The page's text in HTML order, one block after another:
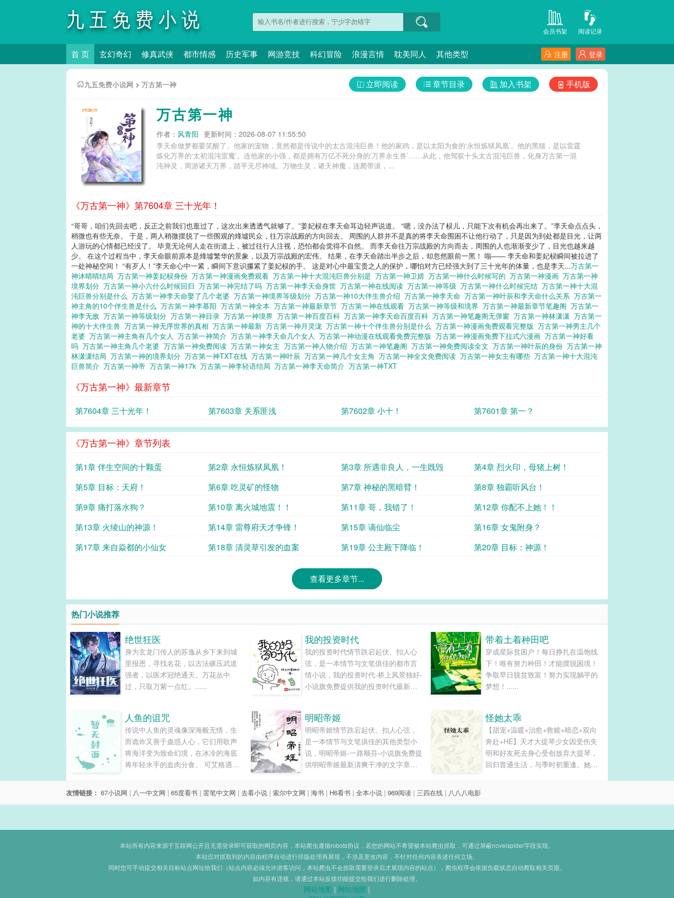
九五免费小说
网
阅读记录
会员书架
首 页 玄幻奇幻 修真武侠 都市情感 历史军事 网游竞技 科幻冒险 浪漫言情 耽美同人 其他类型 登录
注册
九五免费小说网 > 万古第一神 手机版
加入书架
章节目录
立即阅读
万古第一神
作者： 风青阳 更新时间：2026-08-07 11:55:50
李天命做梦都要笑醒了。他家的宠物，竟然都是传说中的太古混沌巨兽！他的家鸡，是以太阳为食的‘永恒炼狱凤凰’。他的黑猫，是以雷霆
炼化万界的‘太初混沌雷魔’。连他家的小强，都是拥有万亿不死分身的‘万界永生兽’……从此，他驾驭十头太古混沌巨兽，化身万古第一混
沌神灵，周游诸天万界，踏平无尽神域。万物生灵，诸天神魔，连爬带滚，...
《万古第一神》第7604章 三十光年！
“哥哥，咱们先回去吧，反正之前我们也逛过了，这次出来透透气就够了。”姜妃棂在李天命耳边轻声说道。 “嗯，没办法了棂儿，只能下次有机会再出来了。”李天命点点头，
稍微也有些无奈。 于是，两人稍微摆脱了一些围观的烽墟民众，往万宗战殿的方向回去。 周围的人群并不是真的将李天命围困不让他行动了，只是因为到处都是目光，让两
人游玩的心情都已经没了。 毕竟无论何人走在街道上，被过往行人注视，恐怕都会觉得不自然。 而李天命往万宗战殿的方向而去，周围的人也渐渐变少了，目光也越来越
少。 在这个过程当中，李天命眼前原本是烽墟繁华的景象，以及万宗战殿的宏伟。 结果，在李天命踏出半步之后，却忽然眼前一黑！ 嗡—— 李天命和姜妃棂瞬间被拉进了
一处神秘空间！ “有歹人！”李天命心中一紧，瞬间下意识攥紧了姜妃棂的手。 这是对心中最宝贵之人的保护，哪怕对方已经强大到了三十光年的体量，也是李天...万古第一
神沐晴晴结局 万古第一神姜妃棂身份 万古第一神漫画免费观看 万古第一神十大混沌巨兽分别是 万古第一神卫婧 万古第一神什么时候写的 万古第一神漫画 万古第一神
境界划分 万古第一神小六什么时候回归 万古第一神完结了吗 万古第一神李天命身世 万古第一神在线阅读 万古第一神等级 万古第一神什么时候完结 万古第一神十大混
沌巨兽分别是什么 万古第一神李天命娶了几个老婆 万古第一神境界等级划分 万古第一神10大伴生兽介绍 万古第一神李天命 万古第一神叶辰和李天命什么关系 万古第一
神主角的10个伴生兽是什么 万古第一神李慕阳 万古第一神全本 万古第一神最新章节 万古第一神在线观看 万古第一神等级和境界 万古第一神最新章节笔趣阁 万古第一
神李无敌 万古第一神等级划分 万古第一神目录 万古第一神境界 万古第一神百度百科 万古第一神李天命百度百科 万古第一神笔趣阁无弹窗 万古第一神林潇潇 万古第一
神的十大伴生兽 万古第一神无序世界的真相 万古第一神最新 万古第一神月灵泷 万古第一神十个伴生兽分别是什么 万古第一神漫画免费观看完整版 万古第一神男主几个
老婆 万古第一神主角有几个女人 万古第一神简介 万古第一神李天命几个女人 万古第一神动漫在线观看免费完整版 万古第一神漫画免费下拉式六漫画 万古第一神好看
吗 万古第一神主角几个老婆 万古第一神免费阅读 万古第一神女主 万古第一神人物介绍 万古第一神笔趣阁 万古第一神免费阅读全文 万古第一神叶辰的身份 万古第一神
林潇潇结局 万古第一神的境界划分 万古第一神TXT在线 万古第一神叶辰 万古第一神几个女主角 万古第一神全文免费阅读 万古第一神女主有哪些 万古第一神十大混沌
巨兽简介 万古第一神帝 万古第一神17k 万古第一神李轻语结局 万古第一神李天命简介 万古第一神TXT
《万古第一神》最新章节
第7604章 三十光年！ 第7603章 关系匪浅 第7602章 小十！ 第7601章 第一？
《万古第一神》章节列表
第1章 伴生空间的十颗蛋 第2章 永恒炼狱凤凰！ 第3章 所遇非良人，一生既毁
第4章 烈火印，母猪上树！
第5章 目标：天府！
第6章 吃灵矿的怪物 第7章 神秘的黑暗臂！
第8章 独霸听风台！
第9章 痛打落水狗？
第10章 离火城地震！！ 第11章 哥，我错了！
第12章 你配不上她！！
第13章 火绫山的神源！
第14章 雷尊府天才争锋！ 第15章 谪仙临尘
第16章 女鬼附身？
第17章 来自焱都的小仙女
第18章 清灵草引发的血案 第19章 公主殿下降临！ 第20章 目标：神源！
查看更多章节...
热门小说推荐
绝世狂医
身为玄龙门传人的苏逸从乡下来到城
里报恩，寻找名花，以古法碾压武道
强者，以医术冠绝通天。万花丛中
过，只取万紫一点红。......
我的投资时代
我的投资时代情节跌宕起伏、扣人心
弦，是一本情节与文笔俱佳的都市言
情小说，我的投资时代-桥上风景独好-
小说旗免费提供我的投资时代最新清
带着土着种田吧
穿成星际贫困户！每日挣扎在温饱线
下！唯有努力种田！才能摆脱困境！
争取早日脱贫致富！努力实现躺平的
梦想！......
人鱼的诅咒
传说中人鱼的灵魂像深海般无情，生
而诡诈又善于蛊惑人心，它们用歌声
将海洋变为致命幻境，在冰冷的海底
将年轻水手的血肉分食。 可艾格遇到
它大多时候都垂着湿漉漉的睫毛，鱼
尾的摆动安静温驯，想吃他手上的鱼
痴汉人鱼受，HE。...
明昭帝姬
明昭帝姬情节跌宕起伏、扣人心弦，
是一本情节与文笔俱佳的其他类型小
说，明昭帝姬-一路顺芬-小说旗免费提
供明昭帝姬最新清爽干净的文字章节
怪她太乖
【甜宠+温暖+治愈+救赎+暗恋+双向
奔赴+HE】天才大提琴少女因受伤失
明和好友死去身心受创放弃大提琴，
回归普通生活，与季时初重逢。她最
爱终冲破枷锁，换来一生相守。樱之
道，在面对死亡的那一刻，我依然爱
友情链接： 67小说网 | 八一中文网 | 65度看书 | 罢笔中文网 | 去看小说 | 索尔中文网 | 海书 | H6看书 | 全本小说 | 969阅读 | 三四在线 | 八八八电影
本站所有内容来源于互联网公开且无需登录即可获取的网页内容，本站爬虫遵循robots协议，若您的网站不希望被本站爬虫抓取，可通过屏蔽novelspider字段实现。
本站仅对抓取到的内容由程序自动进行排版处理再展现，不涉及更改内容，不针对任何内容表述任何立场。
同时您可手动提交相关目标站点网址给我们（站点内容必须允许游客访问，本站爬虫不会抓取需要登录后才展现内容的站点），爬虫程序会依据负载状态自动爬取相关页面。
如内容有违规，请通过本站反馈功能提交给我们进行删除处理。
网站地图 | 网站地图 |